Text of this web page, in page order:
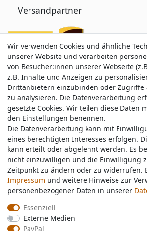
Versandpartner
Service & Kontakt
Wünschen Sie einen Rückruf?
service@nawajo.de
Schreiben Sie uns:
service@nawajo.de
Durchschnittliche Bewertung von
Wir verwenden Cookies und ähnliche
unserer Website und verarbeiten
von Besucher:innen unserer Webseite
z.B. Inhalte und Anzeigen zu
Drittanbietern einzubinden oder Zugriffe
zu analysieren. Die Datenverarbeitung
gesetzte Cookies. Wir teilen diese Daten
den Einstellungen benennen.
Die Datenverarbeitung kann mit
eines berechtigten Interesses erfolgen.
kann erteilt oder abgelehnt werden. Es
nicht einzuwilligen und die Einwilligung
Zeitpunkt zu ändern oder zu widerrufen.
Impressum und weitere Hinweise zur
personenbezogener Daten in unserer
Essenziell
Externe Medien
PayPal
Wir verwenden Cookies und ähnliche
unserer Website und verarbeiten
von Besucher:innen unserer Webseite
z.B. Inhalte und Anzeigen zu
Drittanbietern einzubinden oder Zugriffe
zu analysieren. Die Datenverarbeitung
gesetzte Cookies. Wir teilen diese Daten
den Einstellungen benennen.
Die Datenverarbeitung kann mit
eines berechtigten Interesses erfolgen.
kann erteilt oder abgelehnt werden. Es
nicht einzuwilligen und die Einwilligung
Zeitpunkt zu ändern oder zu widerrufen.
Impressum und weitere Hinweise zur
personenbezogener Daten in unserer
Essenziell
Externe Medien
PayPal